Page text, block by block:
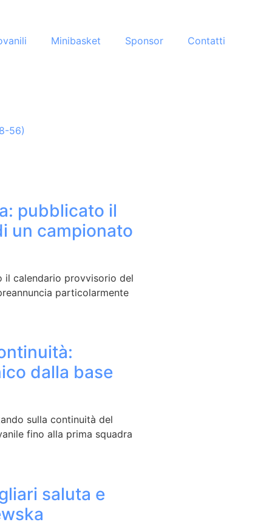
Minibasket Sponsor Contatti
56)
pubblicato il
un campionato
il calendario provvisorio del
particolarmente
dalla base
sulla continuità del
fino alla prima squadra
saluta e